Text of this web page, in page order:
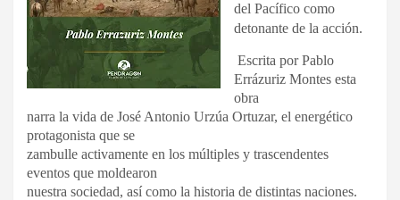
del Pacífico como
detonante de la acción.
Escrita por Pablo
Errázuriz Montes esta
obra
narra la vida de José Antonio Urzúa Ortuzar, el energético
protagonista que se
zambulle activamente en los múltiples y trascendentes
eventos que moldearon
nuestra sociedad, así como la historia de distintas naciones.